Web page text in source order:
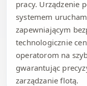
pracy. Urządzenie
systemem
zapewniającym
technologicznie
operatorom na
gwarantując
zarządzanie flotą.